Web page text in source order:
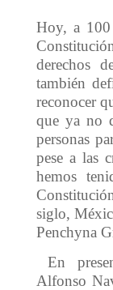
Hoy, a 100
derechos
también
reconocer
que ya no
personas
pese a las
hemos
siglo,
Penchyna
En
Alfonso